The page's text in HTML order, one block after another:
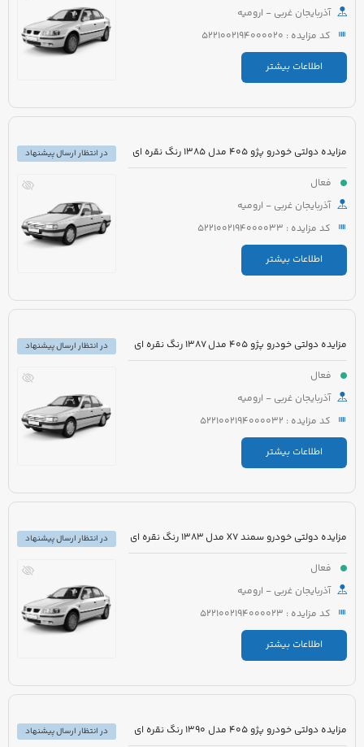
آذربایجان غربی - ارومیه
کد مزایده : 5221002194000020
اطلاعات بیشتر
مزایده دولتی خودرو پژو 405 مدل 1385 رنگ نقره ای
فعال
آذربایجان غربی - ارومیه
کد مزایده : 5221002194000033
اطلاعات بیشتر
در انتظار ارسال پیشنهاد
مزایده دولتی خودرو پژو 405 مدل 1387 رنگ نقره ای
فعال
آذربایجان غربی - ارومیه
کد مزایده : 5221002194000032
اطلاعات بیشتر
در انتظار ارسال پیشنهاد
مزایده دولتی خودرو سمند X7 مدل 1383 رنگ نقره ای
فعال
آذربایجان غربی - ارومیه
کد مزایده : 5221002194000023
اطلاعات بیشتر
در انتظار ارسال پیشنهاد
مزایده دولتی خودرو پژو 405 مدل 1390 رنگ نقره ای
در انتظار ارسال پیشنهاد